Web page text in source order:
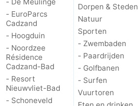
- EuroParcs
Cadzand
- Hoogduin
- Noordzee
Résidence
Cadzand-Bad
- Resort
Nieuwvliet-Bad
- Schoneveld
Dorpen & Steden
Natuur
Sporten
- Zwembaden
- Paardrijden
- Golfbanen
- Surfen
Vuurtoren